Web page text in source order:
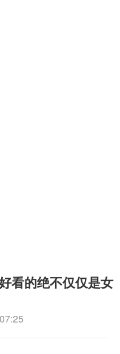
看的绝不仅仅是女